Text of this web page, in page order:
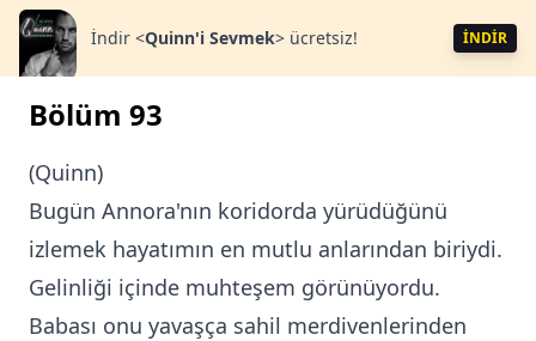
İndir <Quinn'i Sevmek> ücretsiz! İNDİR
Bölüm 93
(Quinn)
Bugün Annora'nın koridorda yürüdüğünü
izlemek hayatımın en mutlu anlarından biriydi.
Gelinliği içinde muhteşem görünüyordu.
Babası onu yavaşça sahil merdivenlerinden